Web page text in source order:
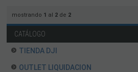
mostrando 1 al 2 de 2
CATÁLOGO
TIENDA DJI
OUTLET LIQUIDACION